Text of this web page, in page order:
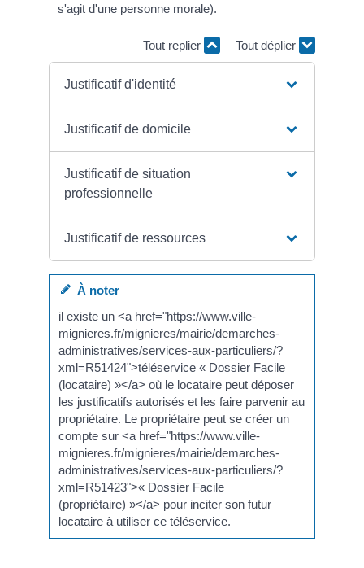
s'agit d'une personne morale).
Tout replier Tout déplier
Justificatif d'identité
Justificatif de domicile
Justificatif de situation
professionnelle
Justificatif de ressources
À noter
il existe un <a href="https://www.ville-
mignieres.fr/mignieres/mairie/demarches-
administratives/services-aux-particuliers/?
xml=R51424">téléservice « Dossier Facile
(locataire) »</a> où le locataire peut déposer
les justificatifs autorisés et les faire parvenir au
propriétaire. Le propriétaire peut se créer un
compte sur <a href="https://www.ville-
mignieres.fr/mignieres/mairie/demarches-
administratives/services-aux-particuliers/?
xml=R51423">« Dossier Facile
(propriétaire) »</a> pour inciter son futur
locataire à utiliser ce téléservice.